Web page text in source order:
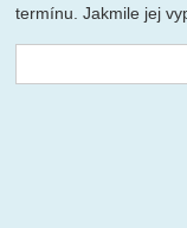
termínu. Jakmile jej